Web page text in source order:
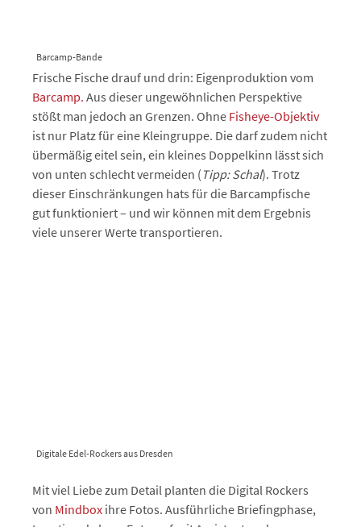
Barcamp-Bande
Frische Fische drauf und drin: Eigenproduktion vom
Barcamp. Aus dieser ungewöhnlichen Perspektive
stößt man jedoch an Grenzen. Ohne Fisheye-Objektiv
ist nur Platz für eine Kleingruppe. Die darf zudem nicht
übermäßig eitel sein, ein kleines Doppelkinn lässt sich
von unten schlecht vermeiden ( Tipp: Schal). Trotz
dieser Einschränkungen hats für die Barcampfische
gut funktioniert – und wir können mit dem Ergebnis
viele unserer Werte transportieren.
Digitale Edel-Rockers aus Dresden
Mit viel Liebe zum Detail planten die Digital Rockers
von Mindbox ihre Fotos. Ausführliche Briefingphase,